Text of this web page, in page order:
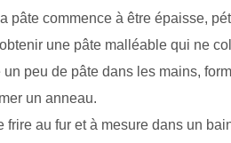
pâte commence à être épaisse,
une pâte malléable qui ne
un peu de pâte dans les mains,
un anneau.
frire au fur et à mesure dans un